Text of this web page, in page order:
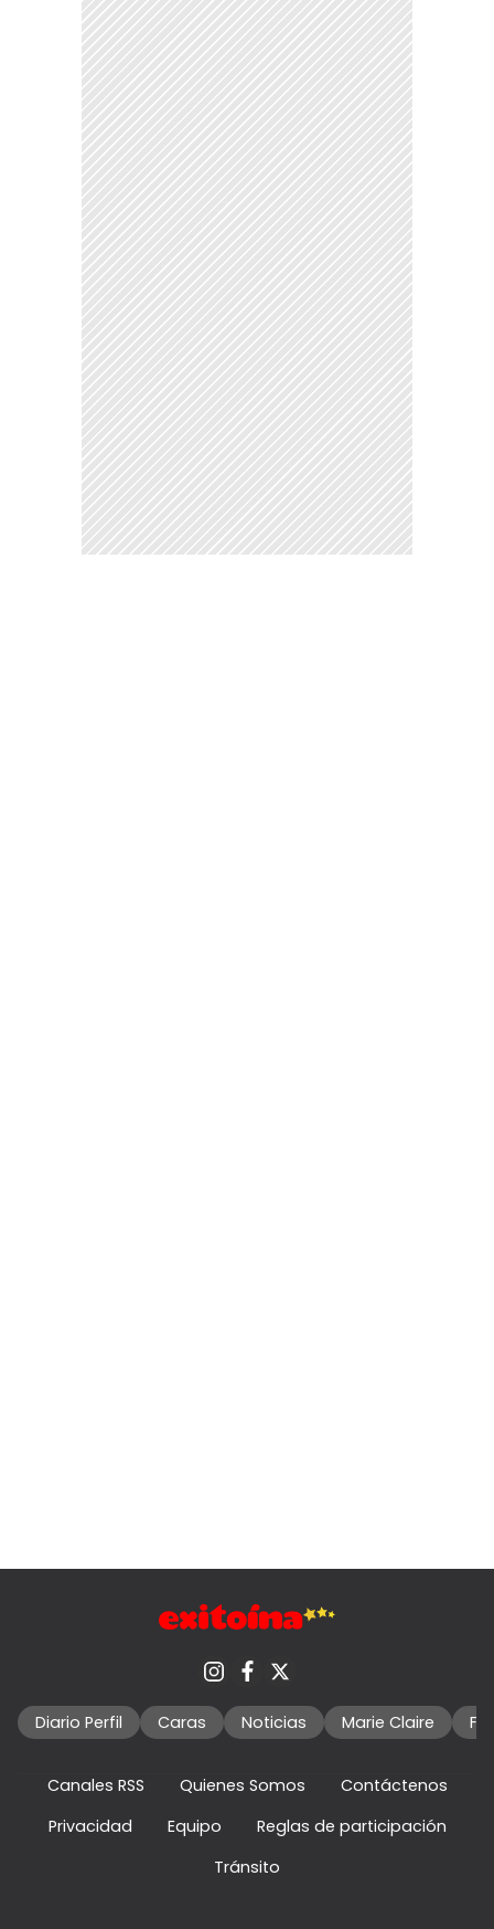
Diario Perfil Caras Noticias Marie Claire
Canales RSS Quienes Somos
Contáctenos
Privacidad
Equipo
Reglas de participación
Tránsito